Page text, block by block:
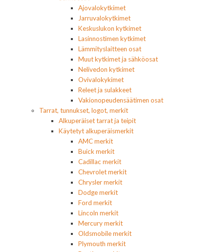
Ajovalokytkimet
Jarruvalokytkimet
Keskuslukon kytkimet
Lasinnostimen kytkimet
Lämmityslaitteen osat
Muut kytkimet ja sähköosat
Nelivedon kytkimet
Ovivalokykimet
Releet ja sulakkeet
Vakionopeudensäätimen osat
Tarrat, tunnukset, logot, merkit
Alkuperäiset tarrat ja teipit
Käytetyt alkuperäismerkit
AMC merkit
Buick merkit
Cadillac merkit
Chevrolet merkit
Chrysler merkit
Dodge merkit
Ford merkit
Lincoln merkit
Mercury merkit
Oldsmobile merkit
Plymouth merkit